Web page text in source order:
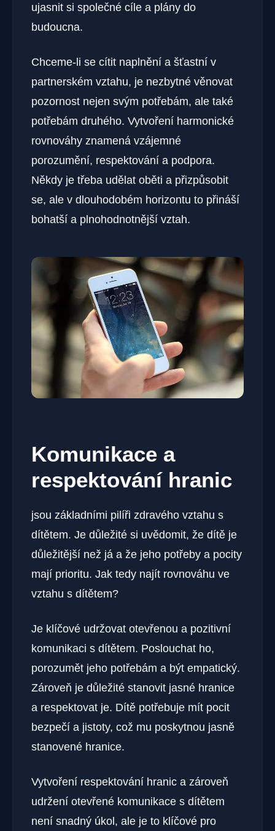
ujasnit si společné cíle a plány do
budoucna.
Chceme-li se cítit naplnění a šťastní v
partnerském vztahu, je nezbytné věnovat
pozornost nejen svým potřebám, ale také‍
potřebám druhého. Vytvoření harmonické
rovnováhy znamená vzájemné
porozumění, respektování ⁤a podpora.
Někdy je třeba ⁤udělat oběti a přizpůsobit
se, ale v dlouhodobém horizontu to přináší
bohatší a plnohodnotnější vztah.
Komunikace a​
respektování hranic
jsou ​základními pilíři zdravého vztahu s
dítětem. Je ‌důležité ⁣si ⁤uvědomit, že dítě je
důležitější než já a že jeho potřeby a pocity
‌mají prioritu. Jak tedy najít rovnováhu ve
vztahu s dítětem?
Je klíčové udržovat otevřenou‍ a pozitivní
komunikaci s ⁣dítětem. Poslouchat ho,
porozumět jeho potřebám a být empatický.
‍Zároveň je důležité⁣ stanovit jasné hranice
a ⁤respektovat je. Dítě potřebuje ⁣mít pocit
bezpečí a jistoty, což mu poskytnou jasně
stanovené hranice.
Vytvoření respektování hranic a zároveň
udržení otevřené komunikace s dítětem
není snadný úkol, ale je to ‍klíčové pro